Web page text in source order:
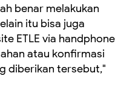
benar melakukan
itu bisa juga
ETLE via handphone
atau konfirmasi
diberikan tersebut,"